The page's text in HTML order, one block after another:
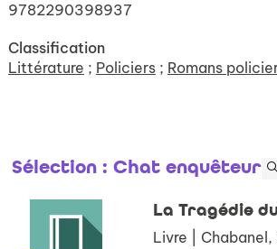
9782290398937
Classification
Littérature ; Policiers ; Romans
Sélection : Chat enquêteur
La Tragédie
Livre |